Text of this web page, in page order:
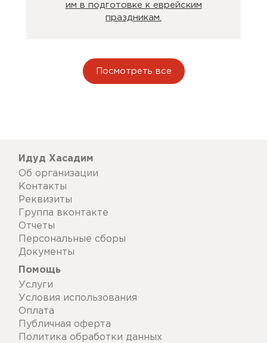
им в подготовке к еврейским
праздникам.
Посмотреть все
Идуд Хасадим
Об организации
Контакты
Реквизиты
Группа вконтакте
Отчеты
Персональные сборы
Документы
Помощь
Услуги
Условия использования
Оплата
Публичная оферта
Политика обработки данных